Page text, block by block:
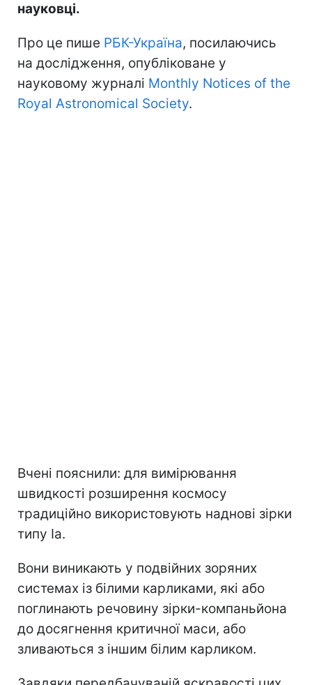
науковці.
Про це пише РБК-Україна, посилаючись
на дослідження, опубліковане у
науковому журналі Monthly Notices of the
Royal Astronomical Society.
Вчені пояснили: для вимірювання
швидкості розширення космосу
традиційно використовують наднові зірки
типу Ia.
Вони виникають у подвійних зоряних
системах із білими карликами, які або
поглинають речовину зірки-компаньйона
до досягнення критичної маси, або
зливаються з іншим білим карликом.